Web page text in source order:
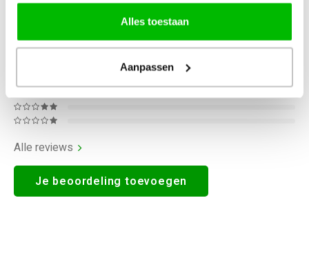
Alles toestaan
Aanpassen
0Reviews
Alle reviews
Je beoordeling toevoegen